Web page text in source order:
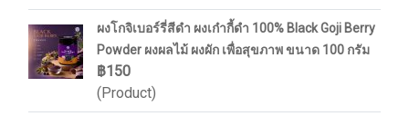
ผงโกจิเบอร์รี่สีดำ ผงเก๋ากี้ดำ 100% Black Goji Berry
Powder ผงผลไม้ ผงผัก เพื่อสุขภาพ ขนาด 100 กรัม
฿150
(Product)